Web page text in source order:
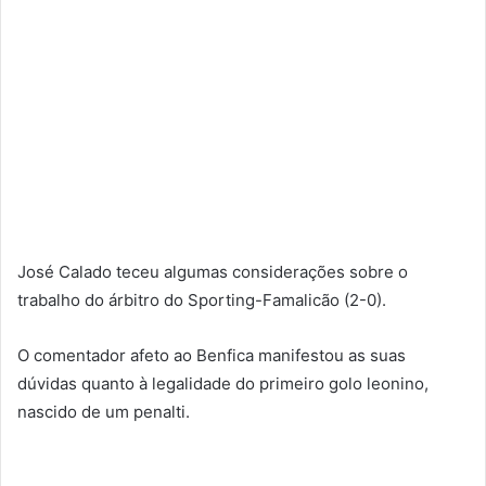
José Calado teceu algumas considerações sobre o
trabalho do árbitro do Sporting-Famalicão (2-0).
O comentador afeto ao Benfica manifestou as suas
dúvidas quanto à legalidade do primeiro golo leonino,
nascido de um penalti.